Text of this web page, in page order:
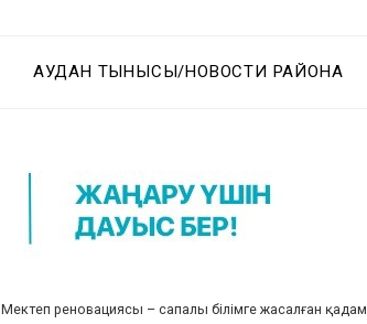
АУДАН ТЫНЫСЫ/НОВОСТИ РАЙОНА
Мектеп реновациясы – сапалы білімге жасалған қадам